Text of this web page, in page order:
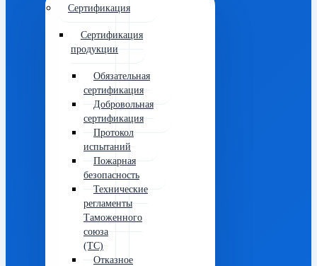
Сертификация
Сертификация
продукции
Обязательная
сертификация
Добровольная
сертификация
Протокол
испытаний
Пожарная
безопасность
Технические
регламенты
Таможенного
союза
(ТС)
Отказное